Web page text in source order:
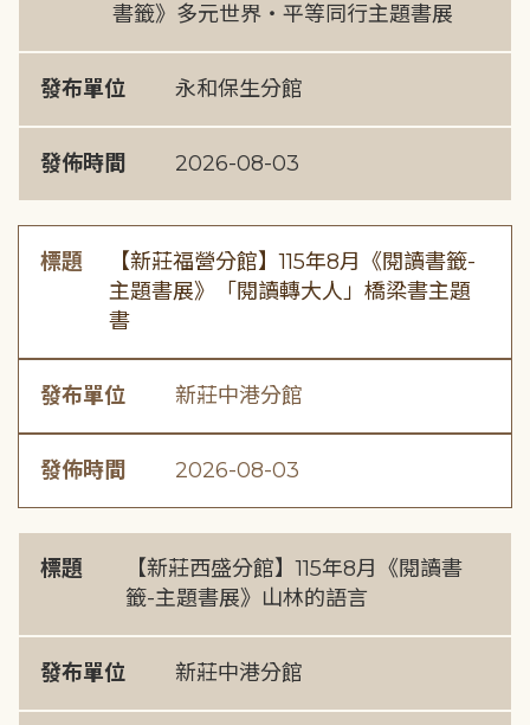
書籤》多元世界・平等同行主題書展
發布單位 永和保生分館
發佈時間 2026-08-03
標題
【新莊福營分館】115年8月《閱讀書籤-
主題書展》「閱讀轉大人」橋梁書主題
書
發布單位 新莊中港分館
發佈時間 2026-08-03
標題
【新莊西盛分館】115年8月《閱讀書
籤-主題書展》山林的語言
發布單位 新莊中港分館